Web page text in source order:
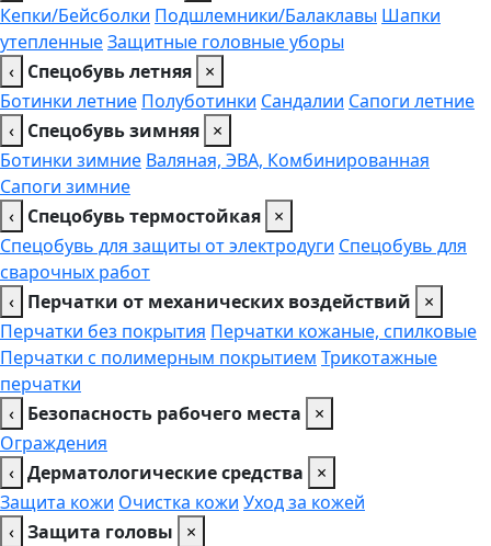
Кепки/Бейсболки Подшлемники/Балаклавы Шапки
утепленныеЗащитные головные уборы
‹ Спецобувь летняя ×
Ботинки летние Полуботинки Сандалии Сапоги летние
‹ Спецобувь зимняя ×
Ботинки зимние Валяная, ЭВА, Комбинированная
Сапоги зимние
‹ Спецобувь термостойкая ×
Спецобувь для защиты от электродуги Спецобувь для
сварочных работ
‹ Перчатки от механических воздействий
×
Перчатки без покрытия Перчатки кожаные, спилковые
Перчатки с полимерным покрытием Трикотажные
перчатки
‹ Безопасность рабочего места
×
Ограждения
‹ Дерматологические средства
×
Защита кожи Очистка кожи Уход за кожей
‹ Защита головы
×